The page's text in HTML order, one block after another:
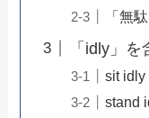
「無
「idly」
sit idly
stand